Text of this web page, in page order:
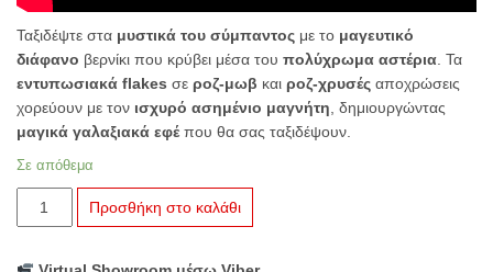
Ταξιδέψτε στα μυστικά του σύμπαντος με το μαγευτικό
διάφανο βερνίκι που κρύβει μέσα του πολύχρωμα αστέρια . Τα
εντυπωσιακά flakes σε ροζ-μωβ και ροζ-χρυσές αποχρώσεις
χορεύουν με τον ισχυρό ασημένιο μαγνήτη , δημιουργώντας
μαγικά γαλαξιακά εφέ που θα σας ταξιδέψουν.
Σε απόθεμα
B.S.
Hybrid
Προσθήκη στο καλάθι